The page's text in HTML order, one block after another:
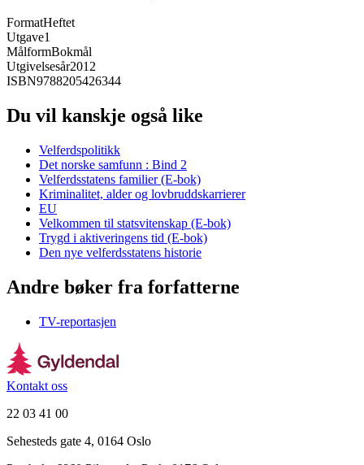
FormatHeftet
Utgave1
MålformBokmål
Utgivelsesår2012
ISBN9788205426344
Du vil kanskje også like
Velferdspolitikk
Det norske samfunn : Bind 2
Velferdsstatens familier (E-bok)
Kriminalitet, alder og lovbruddskarrierer
EU
Velkommen til statsvitenskap (E-bok)
Trygd i aktiveringens tid (E-bok)
Den nye velferdsstatens historie
Andre bøker fra forfatterne
TV-reportasjen
Kontakt oss
22 03 41 00
Sehesteds gate 4, 0164 Oslo